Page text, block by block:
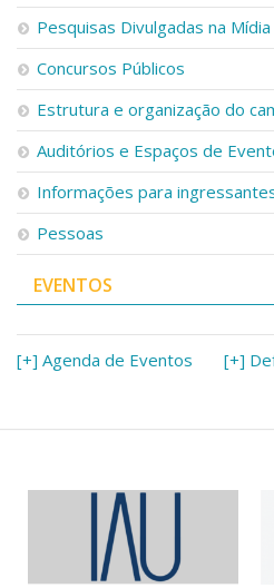
Pesquisas Divulgadas na Mídia
Concursos Públicos
Estrutura e organização do
Auditórios e Espaços de
Informações para
Pessoas
EVENTOS
[+] Agenda de Eventos [+]